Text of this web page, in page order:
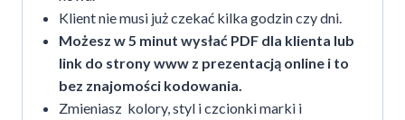
Klient nie musi już czekać kilka godzin czy dni.
Możesz w 5 minut wysłać PDF dla klienta lub
link do strony www z prezentacją online i to
bez znajomości kodowania.
Zmieniasz kolory, styl i czcionki marki i